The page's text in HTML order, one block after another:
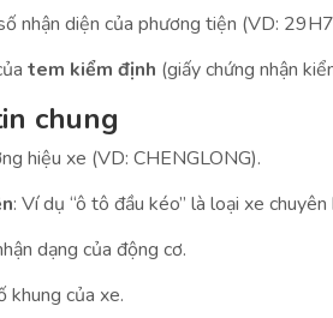
nhận diện của phương tiện (VD:
tem kiểm định (giấy chứng nhận
chung
hiệu xe (VD: CHENGLONG).
: Ví dụ “ô tô đầu kéo” là loại xe
dạng của động cơ.
khung của xe.